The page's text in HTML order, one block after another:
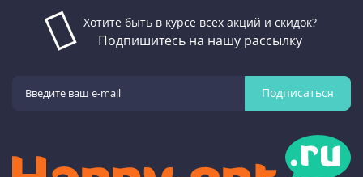
Хотите быть в курсе всех акций и скидок?
Подпишитесь на нашу рассылку
Подписаться